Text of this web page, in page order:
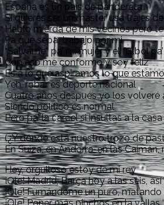
España es un país de pandereta
Si quieres ser un máster usa trajes
Hablo mierda de mis vecinos pero
Pa que sepa, trabajo por mi
“Salvame” pa’ mi mujer y el fútbol
Con eso me conformo y soy feliz
Es a lo que aspiramos lo que
Yeh, robar es deporte nacional
Cuatro años después yo los volveré
Siendo político es normal
Pero pa’ la cárcel si insultas a la
(¿Y dónde está nuestro trozo de
En Suiza, en Andorra, en las Caimán,
Hey, orgulloso estoy de mi rey
¡Ole! Madrid, Barça hoy a las seis,
¡Ole! Fumándome un puro,
¡Ole! Poner más pinchos en la vallas